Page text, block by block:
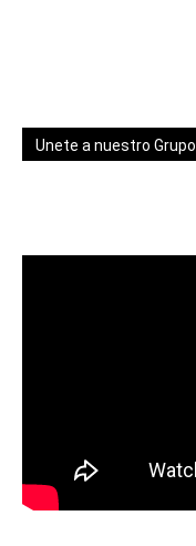
Unete a nuestro Grupo